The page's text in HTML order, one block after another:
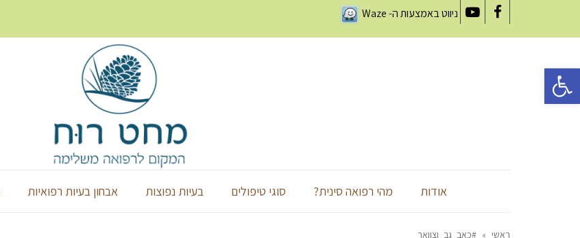
Facebook
YouTube
ניווט באמצעות ה-Waze
אודות מהי רפואה סינית? סוגי טיפולים בעיות נפוצות אבחון בעיות רפואיות
ראשי » #כאב_גב_וצוואר
פתח סרגל נגישות